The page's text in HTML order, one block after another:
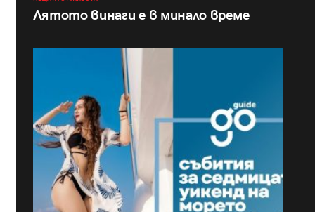
Лятото винаги е в минало време